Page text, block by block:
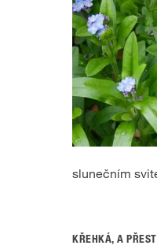
slunečním
KŘEHKÁ, A